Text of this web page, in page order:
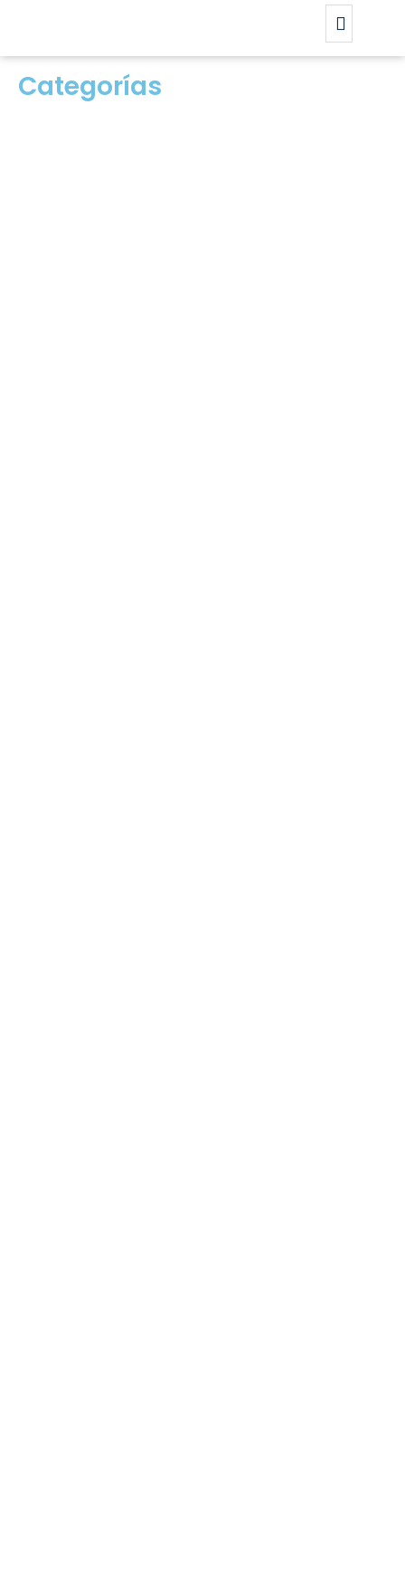
Categorías